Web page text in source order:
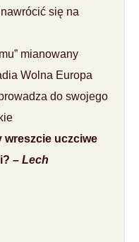
się na
mianowany
Wolna Europa
do swojego
wreszcie uczciwe
– Lech